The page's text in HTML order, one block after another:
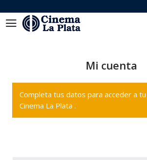
Mi cuenta
Completa tus datos para acceder a
Cinema La Plata .